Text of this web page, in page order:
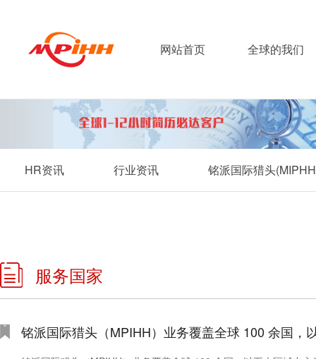
网站首页 全球的我们
HR资讯 行业资讯 铭派国际猎头
服务国家
铭派国际猎头（MPIHH）业务覆盖全球 100 余国，